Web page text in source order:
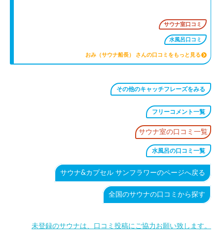
サウナ室口コミ
水風呂口コミ
おみ（サウナ船長） さんの口コミをもっと見る
その他のキャッチフレーズをみる
フリーコメント一覧
サウナ室の口コミ一覧
水風呂の口コミ一覧
サウナ&カプセル サンフラワーのページへ戻る
全国のサウナの口コミから探す
未登録のサウナは、口コミ投稿にご協力お願い致します。